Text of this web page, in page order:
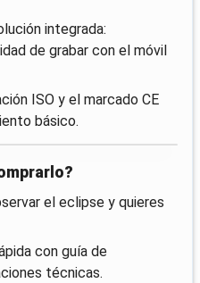
integrada:
de grabar con el móvil
ISO y el marcado CE
básico.
el eclipse y quieres
con guía de
técnicas.